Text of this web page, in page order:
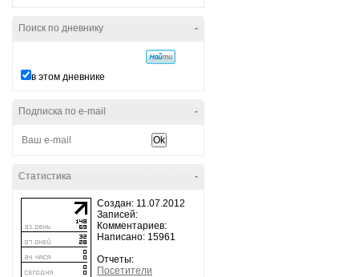
-
Поиск по дневнику
в этом дневнике
-
Подписка по e-mail
-
Статистика
Создан: 11.07.2012
Записей:
Комментариев:
Написано: 15961
Отчеты:
Посетители